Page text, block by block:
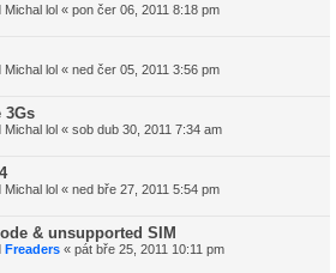
Michal lol « pon čer 06, 2011 8:18 pm
Michal lol « ned čer 05, 2011 3:56 pm
3Gs
Michal lol « sob dub 30, 2011 7:34 am
Michal lol « ned bře 27, 2011 5:54 pm
& unsupported SIM
Freaders « pát bře 25, 2011 10:11 pm